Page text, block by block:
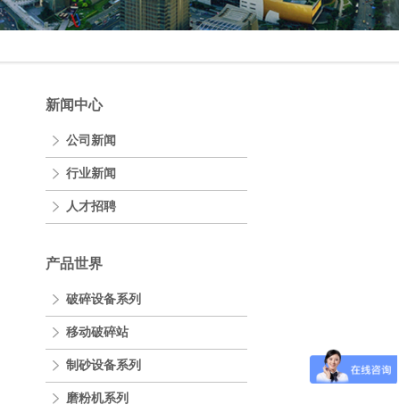
新闻中心
公司新闻
行业新闻
人才招聘
产品世界
破碎设备系列
移动破碎站
制砂设备系列
磨粉机系列